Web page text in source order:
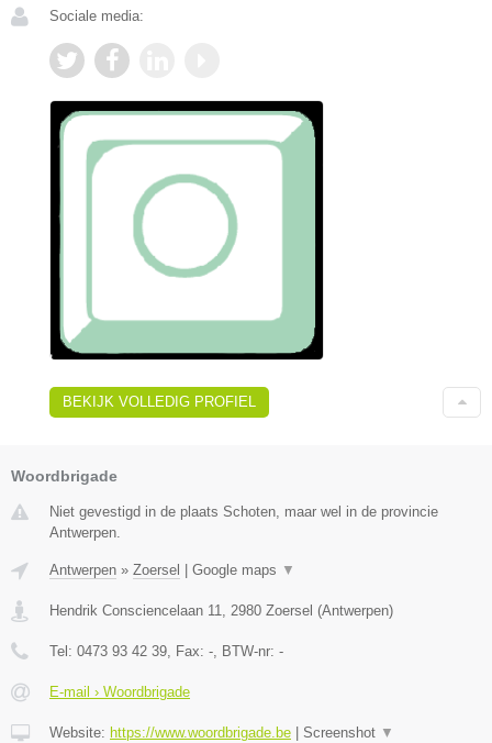
Sociale media:
BEKIJK VOLLEDIG PROFIEL
Woordbrigade
Niet gevestigd in de plaats Schoten, maar wel in de provincie
Antwerpen.
Antwerpen » Zoersel | Google maps ▼
Hendrik Consciencelaan 11 2980 Zoersel (Antwerpen)
Tel: 0473 93 42 39 , Fax: - , BTW-nr: -
E-mail › Woordbrigade
Website: https://www.woordbrigade.be | Screenshot ▼